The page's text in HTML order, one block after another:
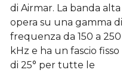
di Airmar. La banda alta
opera su una gamma di
frequenza da 150 a 250
kHz e ha un fascio fisso
di 25° per tutte le